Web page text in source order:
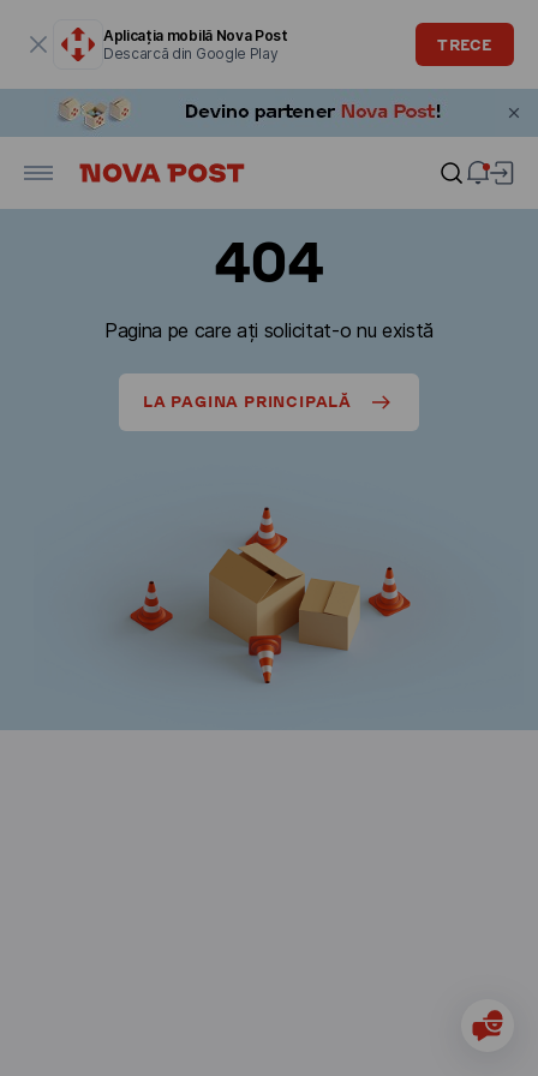
Aplicația mobilă Nova Post
Descarcă din Google Play
TRECE
404
Pagina pe care ați solicitat-o nu există
LA PAGINA PRINCIPALĂ